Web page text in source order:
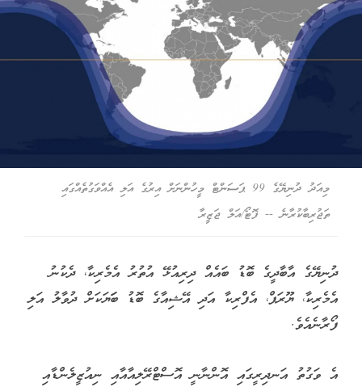
މިއަދު ދުނިޔޭގެ 99 ޕަސަންޓް މީހުންނަށް އިރުގެ އަލި އެއްވަގުތެއްގައި
ތަޖުރިބާކުރާނެ -- ފޮޓޯ/އަލް ޖަޒީރާ
ދުނިޔޭގެ އާބާދީގެ ބޮޑު ބައެއް ދިރިއުޅޭ އުތުރު އެމެރިކާ، ދެކުނު
އެމެރިކާ، ޔޫރަޕް، އެފްރިކާ އަދި އޭޝިއާގެ ބޮޑު ބަަޔަކަށް ދުވާލު އަލި
ފޯރާނެއެވެ.
އެ ވަގުތު އަނދިރީގައި އޮންނާނީ އޮސްޓްރޭލިއާއާއި ނިއުޒީލެންޑާއި